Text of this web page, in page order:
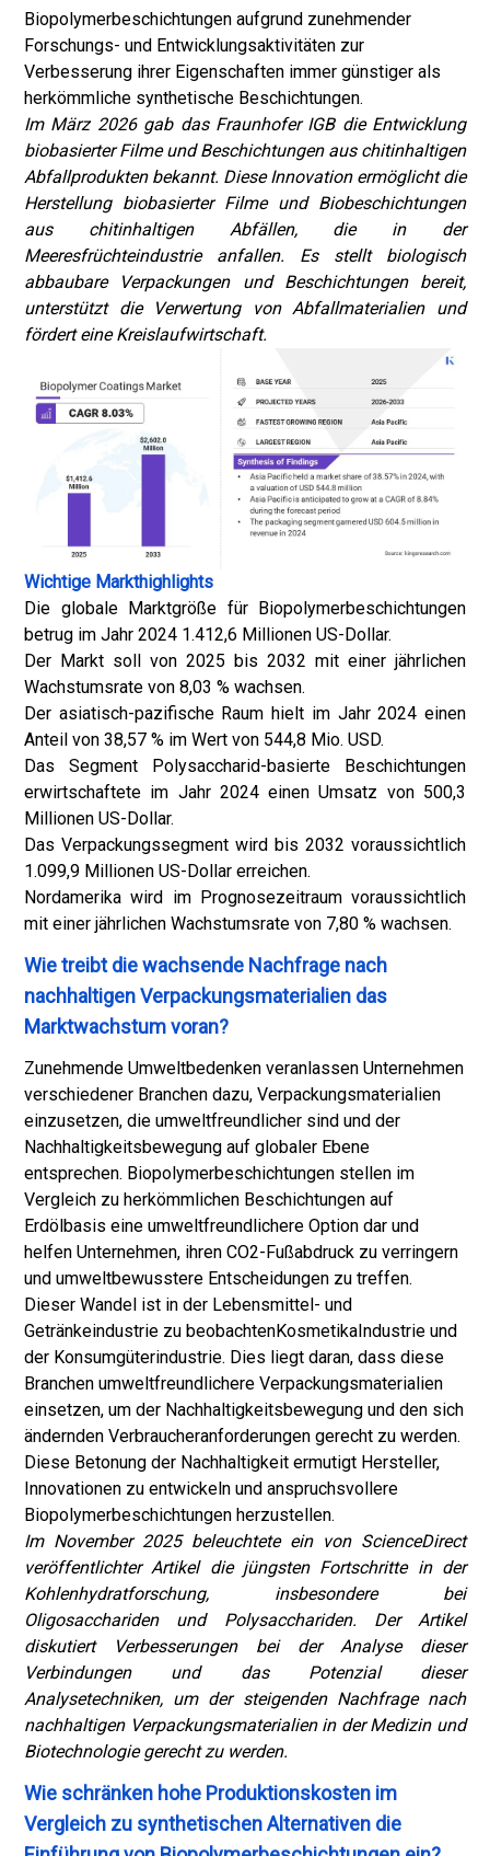
Biopolymerbeschichtungen aufgrund zunehmender
Forschungs- und Entwicklungsaktivitäten zur
Verbesserung ihrer Eigenschaften immer günstiger als
herkömmliche synthetische Beschichtungen.
Im März 2026 gab das Fraunhofer IGB die Entwicklung
biobasierter Filme und Beschichtungen aus chitinhaltigen
Abfallprodukten bekannt. Diese Innovation ermöglicht die
Herstellung biobasierter Filme und Biobeschichtungen
aus chitinhaltigen Abfällen, die in der
Meeresfrüchteindustrie anfallen. Es stellt biologisch
abbaubare Verpackungen und Beschichtungen bereit,
unterstützt die Verwertung von Abfallmaterialien und
fördert eine Kreislaufwirtschaft.
Wichtige Markthighlights
Die globale Marktgröße für Biopolymerbeschichtungen
betrug im Jahr 2024 1.412,6 Millionen US-Dollar.
Der Markt soll von 2025 bis 2032 mit einer jährlichen
Wachstumsrate von 8,03 % wachsen.
Der asiatisch-pazifische Raum hielt im Jahr 2024 einen
Anteil von 38,57 % im Wert von 544,8 Mio. USD.
Das Segment Polysaccharid-basierte Beschichtungen
erwirtschaftete im Jahr 2024 einen Umsatz von 500,3
Millionen US-Dollar.
Das Verpackungssegment wird bis 2032 voraussichtlich
1.099,9 Millionen US-Dollar erreichen.
Nordamerika wird im Prognosezeitraum voraussichtlich
mit einer jährlichen Wachstumsrate von 7,80 % wachsen.
Wie treibt die wachsende Nachfrage nach
nachhaltigen Verpackungsmaterialien das
Marktwachstum voran?
Zunehmende Umweltbedenken veranlassen Unternehmen
verschiedener Branchen dazu, Verpackungsmaterialien
einzusetzen, die umweltfreundlicher sind und der
Nachhaltigkeitsbewegung auf globaler Ebene
entsprechen. Biopolymerbeschichtungen stellen im
Vergleich zu herkömmlichen Beschichtungen auf
Erdölbasis eine umweltfreundlichere Option dar und
helfen Unternehmen, ihren CO2-Fußabdruck zu verringern
und umweltbewusstere Entscheidungen zu treffen.
Dieser Wandel ist in der Lebensmittel- und
Getränkeindustrie zu beobachtenKosmetikaIndustrie und
der Konsumgüterindustrie. Dies liegt daran, dass diese
Branchen umweltfreundlichere Verpackungsmaterialien
einsetzen, um der Nachhaltigkeitsbewegung und den sich
ändernden Verbraucheranforderungen gerecht zu werden.
Diese Betonung der Nachhaltigkeit ermutigt Hersteller,
Innovationen zu entwickeln und anspruchsvollere
Biopolymerbeschichtungen herzustellen.
Im November 2025 beleuchtete ein von ScienceDirect
veröffentlichter Artikel die jüngsten Fortschritte in der
Kohlenhydratforschung, insbesondere bei
Oligosacchariden und Polysacchariden. Der Artikel
diskutiert Verbesserungen bei der Analyse dieser
Verbindungen und das Potenzial dieser
Analysetechniken, um der steigenden Nachfrage nach
nachhaltigen Verpackungsmaterialien in der Medizin und
Biotechnologie gerecht zu werden.
Wie schränken hohe Produktionskosten im
Vergleich zu synthetischen Alternativen die